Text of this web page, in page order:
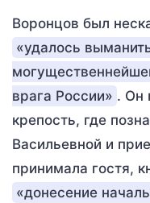
Воронцов был
«удалось
врага России» . Он
крепость, где
Васильевной и
принимала гостя,
«донесение